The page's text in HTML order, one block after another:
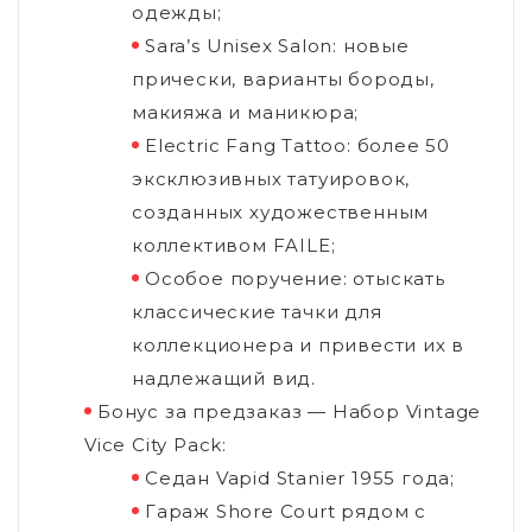
одежды;
Sara’s Unisex Salon: новые
прически, варианты бороды,
макияжа и маникюра;
Electric Fang Tattoo: более 50
эксклюзивных татуировок,
созданных художественным
коллективом FAILE;
Особое поручение: отыскать
классические тачки для
коллекционера и привести их в
надлежащий вид.
Бонус за предзаказ — Набор Vintage
Vice City Pack:
Седан Vapid Stanier 1955 года;
Гараж Shore Court рядом с